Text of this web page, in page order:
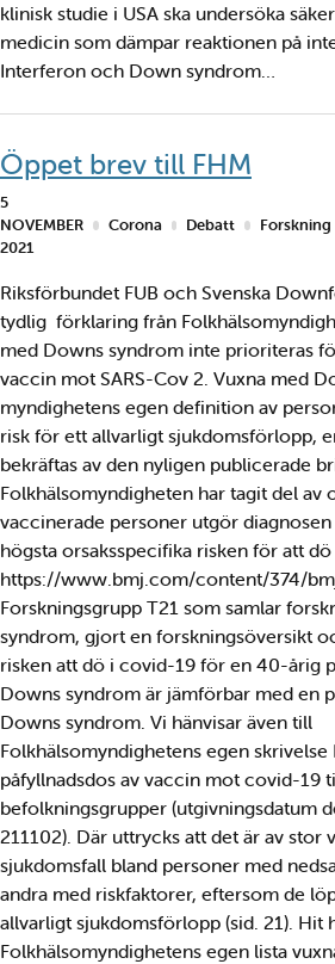
klinisk studie i USA ska undersöka
medicin som dämpar reaktionen på
Interferon och Down syndrom…
Öppet brev till FHM
5
NOVEMBER
2021
Corona Debatt Forskning
Riksförbundet FUB och Svenska
tydlig förklaring från
med Downs syndrom inte prioriteras
vaccin mot SARS-Cov 2. Vuxna med
myndighetens egen definition av
risk för ett allvarligt sjukdomsförlopp,
bekräftas av den nyligen publicerade
Folkhälsomyndigheten har tagit del av
vaccinerade personer utgör
högsta orsaksspecifika risken för att
https://www.bmj.com/content/374/
Forskningsgrupp T21 som samlar
syndrom, gjort en forskningsöversikt
risken att dö i covid-19 för en 40-årig
Downs syndrom är jämförbar med en
Downs syndrom. Vi hänvisar även till
Folkhälsomyndighetens egen
påfyllnadsdos av vaccin mot covid-19
befolkningsgrupper (utgivningsdatum
211102). Där uttrycks att det är av stor
sjukdomsfall bland personer med
andra med riskfaktorer, eftersom de
allvarligt sjukdomsförlopp (sid. 21). Hit
Folkhälsomyndighetens egen lista